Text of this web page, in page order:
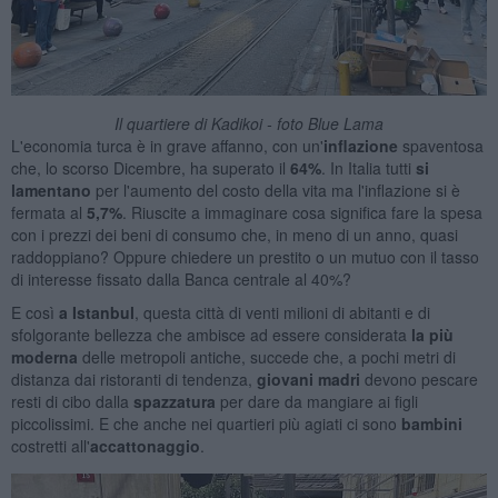
Il quartiere di Kadikoi - foto Blue Lama
L'economia turca è in grave affanno, con un'inflazione spaventosa
che, lo scorso Dicembre, ha superato il 64%. In Italia tutti si
lamentano per l'aumento del costo della vita ma l'inflazione si è
fermata al 5,7%. Riuscite a immaginare cosa significa fare la spesa
con i prezzi dei beni di consumo che, in meno di un anno, quasi
raddoppiano? Oppure chiedere un prestito o un mutuo con il tasso
di interesse fissato dalla Banca centrale al 40%?
E così a Istanbul, questa città di venti milioni di abitanti e di
sfolgorante bellezza che ambisce ad essere considerata la più
moderna delle metropoli antiche, succede che, a pochi metri di
distanza dai ristoranti di tendenza, giovani madri devono pescare
resti di cibo dalla spazzatura per dare da mangiare ai figli
piccolissimi. E che anche nei quartieri più agiati ci sono bambini
costretti all'accattonaggio.